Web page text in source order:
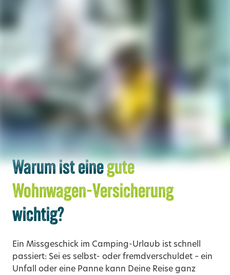
Warum ist einegute
Wohnwagen-Versicherung
wichtig?
Ein Missgeschick im Camping-Urlaub ist schnell
passiert: Sei es selbst- oder fremdverschuldet – ein
Unfall oder eine Panne kann Deine Reise ganz